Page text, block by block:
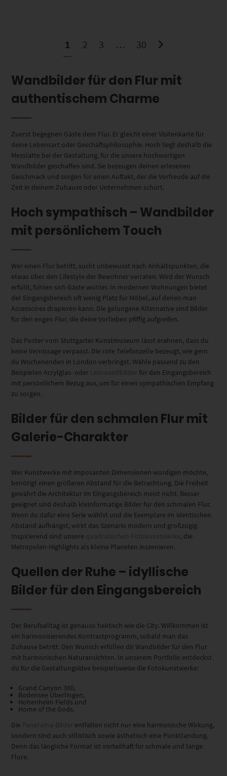
1 2 3 … 30
Wandbilder für den Flur mit
authentischem Charme
Zuerst begegnen Gäste dem Flur. Er gleicht einer Visitenkarte für
deine Lebensart oder Geschäftsphilosophie. Hoch liegt deshalb die
Messlatte bei der Gestaltung, für die unsere hochwertigen
Wandbilder geschaffen sind. Sie bezeugen deinen erlesenen
Geschmack und sorgen für einen Auftakt, der die Vorfreude auf die
Zeit in deinem Zuhause oder Unternehmen schürt.
Hoch sympathisch – Wandbilder
mit persönlichem Touch
Wer einen Flur betritt, sucht unbewusst nach Anhaltspunkten, die
etwas über den Lifestyle der Bewohner verraten. Wird der Wunsch
erfüllt, fühlen sich Gäste wohler. In modernen Wohnungen bietet
der Eingangsbereich oft wenig Platz für Möbel, auf denen man
Accessoires drapieren kann. Die gelungene Alternative sind Bilder
für den engen Flur, die deine Vorlieben pfiffig aufgreifen.
Das Poster vom Stuttgarter Kunstmuseum lässt erahnen, dass du
keine Vernissage verpasst. Die rote Telefonzelle bezeugt, wie gern
du Wochenenden in London verbringst. Wähle passend zu den
Beispielen Acrylglas- oder Leinwandbilder für den Eingangsbereich
mit persönlichem Bezug aus, um für einen sympathischen Empfang
zu sorgen.
Bilder für den schmalen Flur mit
Galerie-Charakter
Wer Kunstwerke mit imposanten Dimensionen würdigen möchte,
benötigt einen größeren Abstand für die Betrachtung. Die Freiheit
gewährt die Architektur im Eingangsbereich meist nicht. Besser
geeignet sind deshalb kleinformatige Bilder für den schmalen Flur.
Wenn du dafür eine Serie wählst und die Exemplare im identischen
Abstand aufhängst, wirkt das Szenario modern und großzügig.
Inspirierend sind unsere quadratischen Fotokunstwerke, die
Metropolen-Highlights als kleine Planeten inszenieren.
Quellen der Ruhe – idyllische
Bilder für den Eingangsbereich
Der Berufsalltag ist genauso hektisch wie die City. Willkommen ist
ein harmonisierendes Kontrastprogramm, sobald man das
Zuhause betritt. Den Wunsch erfüllen dir Wandbilder für den Flur
mit harmonischen Naturansichten. In unserem Portfolio entdeckst
du für die Gestaltungsidee beispielsweise die Fotokunstwerke:
Grand Canyon 360,
Bodensee Überlingen,
Hohenheim Fields und
Home of the Gods.
Die Panorama-Bilder entfalten nicht nur eine harmonische Wirkung,
sondern sind auch stilistisch sowie ästhetisch eine Punktlandung.
Denn das längliche Format ist vorteilhaft für schmale und lange
Flure.